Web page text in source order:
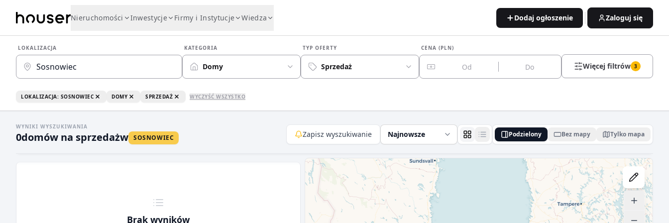
Nieruchomości Inwestycje Firmy i Instytucje Wiedza Dodaj ogłoszenie Zaloguj się
LOKALIZACJA KATEGORIA
Domy
TYP OFERTY
Sprzedaż
CENA (PLN)
Więcej filtrów 3
LOKALIZACJA: SOSNOWIEC DOMY SPRZEDAŻ WYCZYŚĆ WSZYSTKO
WYNIKI WYSZUKIWANIA
0domów na sprzedażw SOSNOWIEC Zapisz wyszukiwanie Najnowsze Podzielony Bez mapy Tylko mapa
Brak wyników